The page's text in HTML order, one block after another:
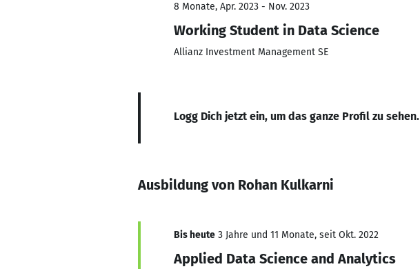
8 Monate, Apr. 2023 - Nov. 2023
Working Student in Data Science
Allianz Investment Management SE
Logg Dich jetzt ein, um das ganze Profil zu sehen.
Ausbildung von Rohan Kulkarni
Bis heute 3 Jahre und 11 Monate, seit Okt. 2022
Applied Data Science and Analytics